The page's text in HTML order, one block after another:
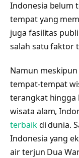
Indonesia belum
tempat yang
juga fasilitas
salah satu faktor
Namun
tempat-tempat
terangkat hingga
wisata alam,
terbaikdi dunia.
Indonesia yang
air terjun Dua